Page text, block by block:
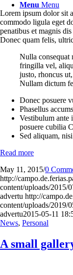
Menu Menu
Lorem ipsum dolor sit
commodo ligula eget
penatibus et magnis
Donec quam felis,
Nulla consequat
fringilla vel,
justo, rhoncus
Nullam dictum
Donec posuere
Phasellus
Vestibulum ante
posuere cubilia
Sed aliquam,
Read more
May 11, 2015/0
http://
content/uploads/2015/
advertu http://
content/uploads/2019/
advertu2015-05-11
News, Personal
A small